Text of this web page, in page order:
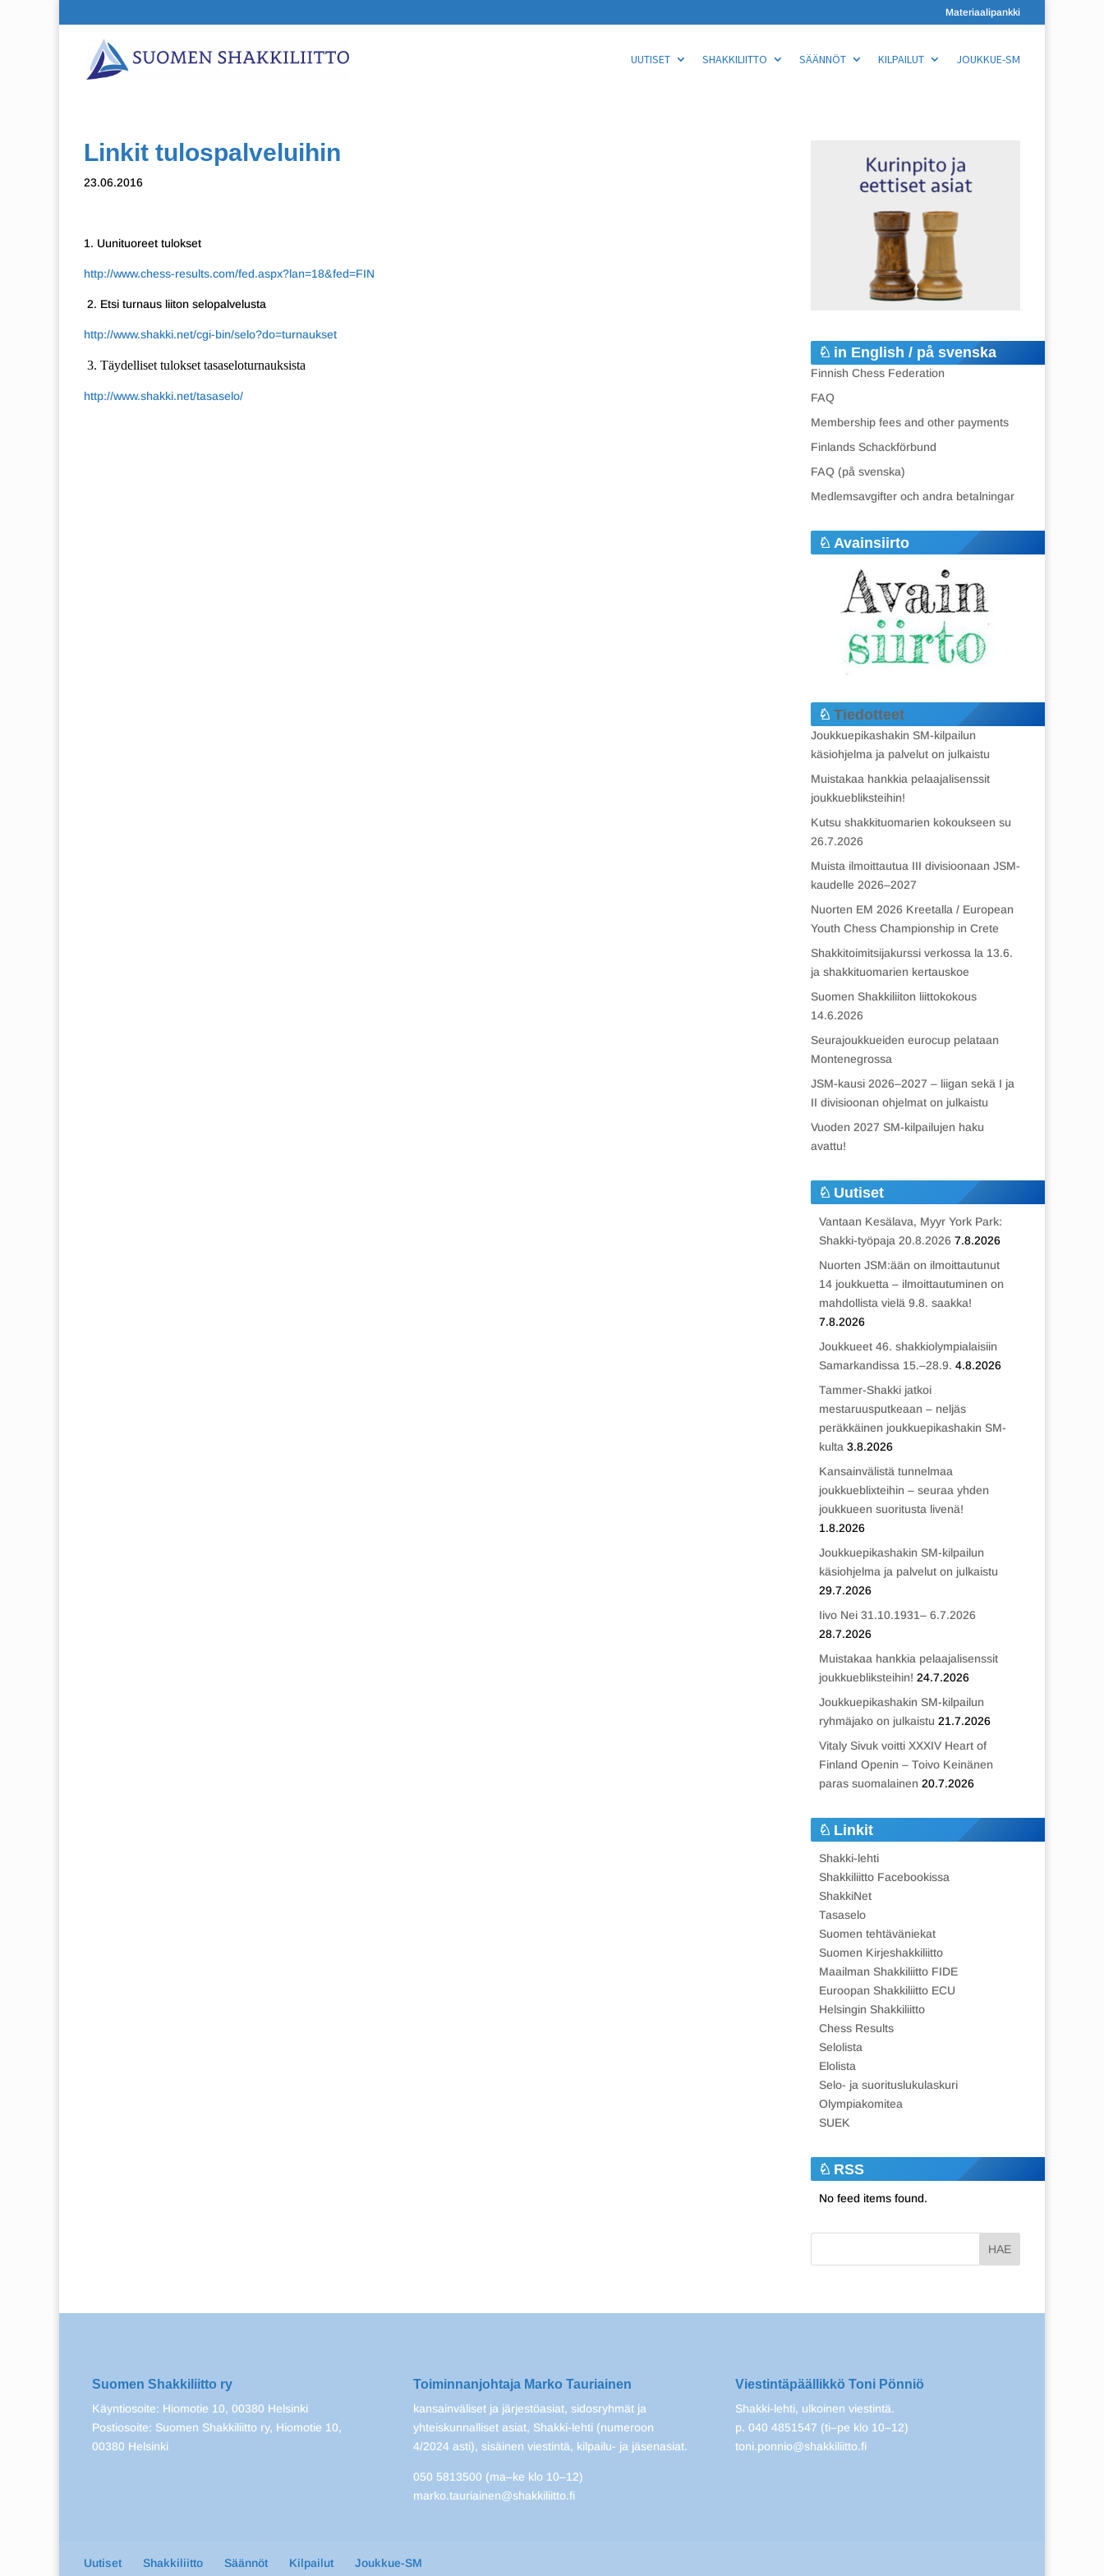
Materiaalipankki
UUTISET SHAKKILIITTO SÄÄNNÖT KILPAILUT JOUKKUE-SM
Linkit tulospalveluihin
23.06.2016
1. Uunituoreet tulokset
http://www.chess-results.com/fed.aspx?lan=18&fed=FIN
2. Etsi turnaus liiton selopalvelusta
http://www.shakki.net/cgi-bin/selo?do=turnaukset
3. Täydelliset tulokset tasaseloturnauksista
http://www.shakki.net/tasaselo/
in English / på svenska
Finnish Chess Federation
FAQ
Membership fees and other payments
Finlands Schackförbund
FAQ (på svenska)
Medlemsavgifter och andra betalningar
Avainsiirto
Tiedotteet
Joukkuepikashakin SM-kilpailun
käsiohjelma ja palvelut on julkaistu
Muistakaa hankkia pelaajalisenssit
joukkuebliksteihin!
Kutsu shakkituomarien kokoukseen su
26.7.2026
Muista ilmoittautua III divisioonaan JSM-
kaudelle 2026–2027
Nuorten EM 2026 Kreetalla / European
Youth Chess Championship in Crete
Shakkitoimitsijakurssi verkossa la 13.6.
ja shakkituomarien kertauskoe
Suomen Shakkiliiton liittokokous
14.6.2026
Seurajoukkueiden eurocup pelataan
Montenegrossa
JSM-kausi 2026–2027 – liigan sekä I ja
II divisioonan ohjelmat on julkaistu
Vuoden 2027 SM-kilpailujen haku
avattu!
Uutiset
Vantaan Kesälava, Myyr York Park:
Shakki-työpaja 20.8.2026 7.8.2026
Nuorten JSM:ään on ilmoittautunut
14 joukkuetta – ilmoittautuminen on
mahdollista vielä 9.8. saakka!
7.8.2026
Joukkueet 46. shakkiolympialaisiin
Samarkandissa 15.–28.9. 4.8.2026
Tammer-Shakki jatkoi
mestaruusputkeaan – neljäs
peräkkäinen joukkuepikashakin SM-
kulta 3.8.2026
Kansainvälistä tunnelmaa
joukkueblixteihin – seuraa yhden
joukkueen suoritusta livenä!
1.8.2026
Joukkuepikashakin SM-kilpailun
käsiohjelma ja palvelut on julkaistu
29.7.2026
Iivo Nei 31.10.1931– 6.7.2026
28.7.2026
Muistakaa hankkia pelaajalisenssit
joukkuebliksteihin! 24.7.2026
Joukkuepikashakin SM-kilpailun
ryhmäjako on julkaistu 21.7.2026
Vitaly Sivuk voitti XXXIV Heart of
Finland Openin – Toivo Keinänen
paras suomalainen 20.7.2026
Linkit
Shakki-lehti
Shakkiliitto Facebookissa
ShakkiNet
Tasaselo
Suomen tehtäväniekat
Suomen Kirjeshakkiliitto
Maailman Shakkiliitto FIDE
Euroopan Shakkiliitto ECU
Helsingin Shakkiliitto
Chess Results
Selolista
Elolista
Selo- ja suorituslukulaskuri
Olympiakomitea
SUEK
RSS
No feed items found.
Suomen Shakkiliitto ry
Käyntiosoite: Hiomotie 10, 00380 Helsinki
Postiosoite: Suomen Shakkiliitto ry, Hiomotie 10,
00380 Helsinki
Toiminnanjohtaja Marko Tauriainen
kansainväliset ja järjestöasiat, sidosryhmät ja
yhteiskunnalliset asiat, Shakki-lehti (numeroon
4/2024 asti), sisäinen viestintä, kilpailu- ja jäsenasiat.
050 5813500 (ma–ke klo 10–12)
marko.tauriainen@shakkiliitto.fi
Viestintäpäällikkö Toni Pönniö
Shakki-lehti, ulkoinen viestintä.
p. 040 4851547 (ti–pe klo 10–12)
toni.ponnio@shakkiliitto.fi
Uutiset Shakkiliitto Säännöt Kilpailut Joukkue-SM